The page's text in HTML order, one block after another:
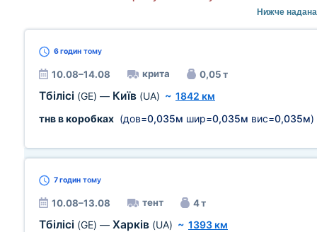
Нижче надана
6 годин тому
10.08–14.08 крита 0,05 т
Тбілісі (GE) — Київ (UA) ~ 1842 км
тнв в коробках (дов=0,035м шир=0,035м вис=0,035м)
7 годин тому
10.08–13.08 тент 4 т
Тбілісі (GE) — Харків (UA) ~ 1393 км